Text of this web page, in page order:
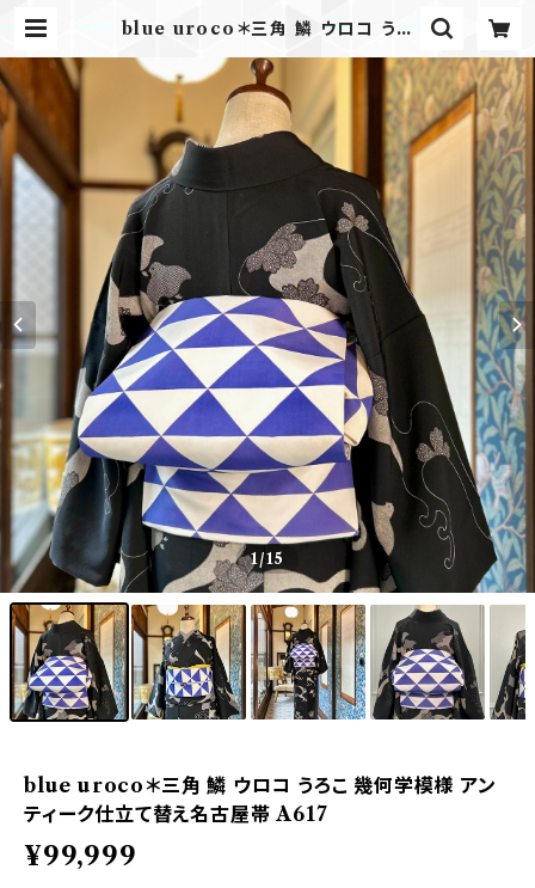
blue uroco＊三角 鱗 ウロコ うろ
え名古屋帯 A617 | kimono tento
1/15
blue uroco＊三角 鱗 ウロコ うろこ 幾何学模様 アン
ティーク仕立て替え名古屋帯 A617
¥99,999